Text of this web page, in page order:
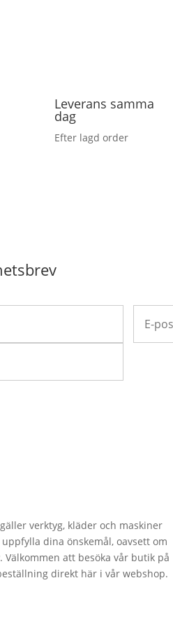
Leverans samma
dag
Efter lagd order
verktyg, kläder och maskiner
dina önskemål, oavsett om
att besöka vår butik på
direkt här i vår webshop.